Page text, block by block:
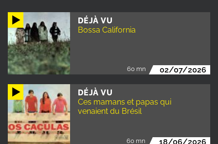
DÉJÀ VU
Bossa California
60 mn 02/07/2026
DÉJÀ VU
Ces mamans et papas qui
venaient du Brésil
60 mn 18/06/2026